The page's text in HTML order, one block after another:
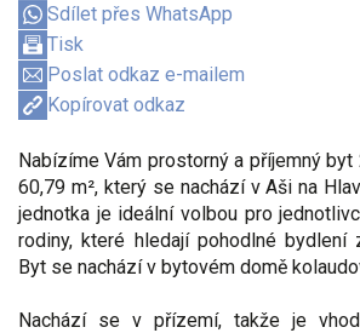
Sdílet přes WhatsApp
Tisk
Poslat odkaz e-mailem
Kopírovat odkaz
Nabízíme Vám prostorný a příjemný
60,79 m², který se nachází v Aši na
jednotka je ideální volbou pro
rodiny, které hledají pohodlné bydlení
Byt se nachází v bytovém domě
Nachází se v přízemí, takže je